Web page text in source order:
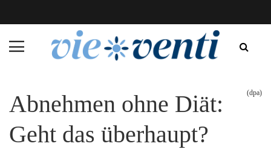
Abnehmen ohne Diät:
Geht das überhaupt?
(dpa)